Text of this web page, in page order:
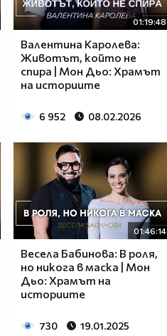
01:19:48
Валентина Каролева:
Животът, който не
спира | Мон Дьо: Храмът
на историите
6 952 08.02.2026
01:46:14
Весела Бабинова: В роля,
но никога в маска | Мон
Дьо: Храмът на
историите
730 19.01.2025